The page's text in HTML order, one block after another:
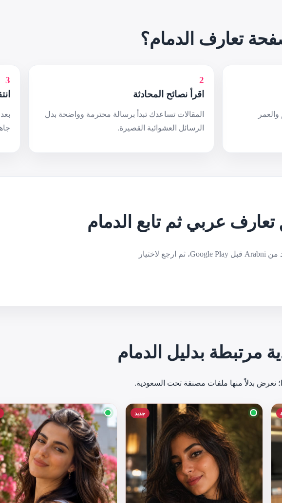
تعارف الدمام؟
2
اقرأ نصائح المحادثة
المقالات تساعدك تبدأ برسالة محترمة وواضحة بدل
الرسائل العشوائية القصيرة.
3
عربي ثم تابع الدمام
اقرأ دليل المقارنة أولًا، شاهد كيف تستفيد من Arabni قبل Google Play، ثم ارجع لاختيار
مرتبطة بدليل الدمام
نعرض بدلاً منها ملفات مصنفة تحت السعودية.
جديد